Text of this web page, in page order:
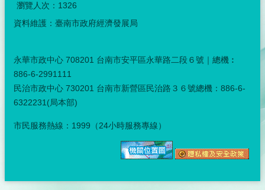
瀏覽人次： 1326
資料維護：臺南市政府經濟發展局
永華市政中心 708201 台南市安平區永華路二段６號｜總機︰
886-6-2991111
民治市政中心 730201 台南市新營區民治路３６號總機：886-6-
6322231(局本部)
市民服務熱線：1999（24小時服務專線）